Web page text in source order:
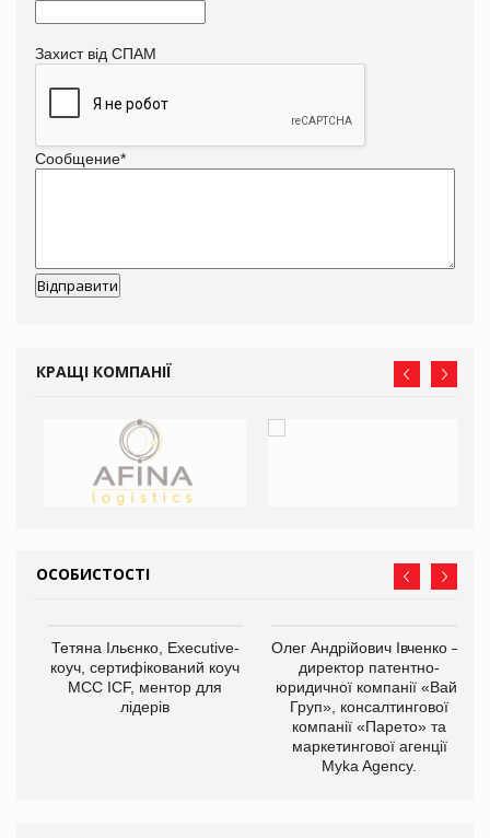
Захист від СПАМ
Сообщение*
КРАЩІ КОМПАНІЇ
ОСОБИСТОСТІ
Тетяна Ільєнко, Executive-
коуч, сертифікований коуч
МСС ICF, ментор для
лідерів
Олег Андрійович Івченко —
директор патентно-
юридичної компанії «Вайз
Груп», консалтингової
компанії «Парето» та
маркетингової агенції
Myka Agency.